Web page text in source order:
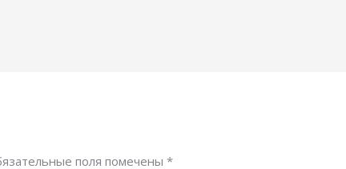
поля помечены*